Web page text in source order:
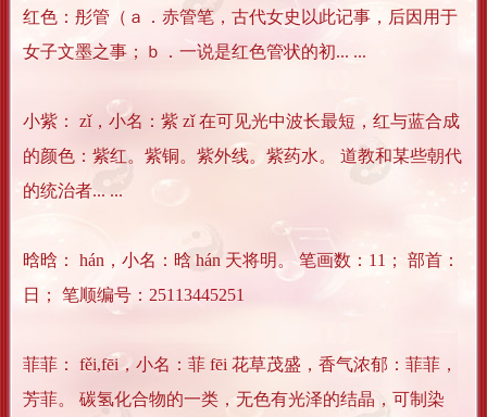
红色：彤管（ａ．赤管笔，古代女史以此记事，后因用于
女子文墨之事；ｂ．一说是红色管状的初... ...
小紫： zǐ，小名：紫 zǐ 在可见光中波长最短，红与蓝合成
的颜色：紫红。紫铜。紫外线。紫药水。 道教和某些朝代
的统治者... ...
晗晗： hán，小名：晗 hán 天将明。 笔画数：11； 部首：
日； 笔顺编号：25113445251
菲菲： fěi,fēi，小名：菲 fēi 花草茂盛，香气浓郁：菲菲，
芳菲。 碳氢化合物的一类，无色有光泽的结晶，可制染